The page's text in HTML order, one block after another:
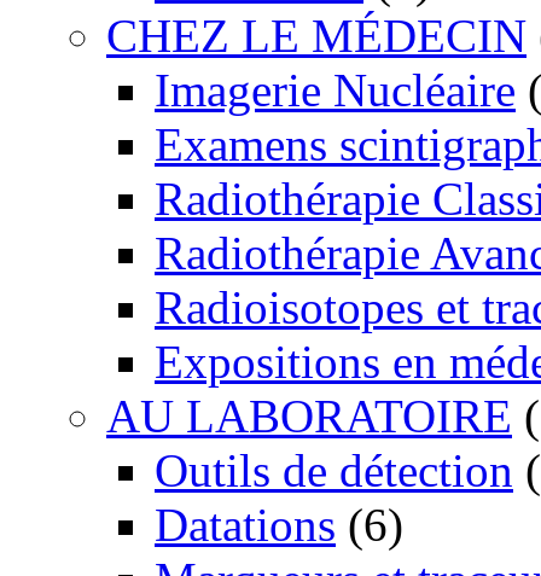
CHEZ LE MÉDECIN
Imagerie Nucléaire
Examens
Radiothérapie
Radiothérapie
Radioisotopes et
Expositions en
AU LABORATOIRE
Outils de détection
Datations (6)